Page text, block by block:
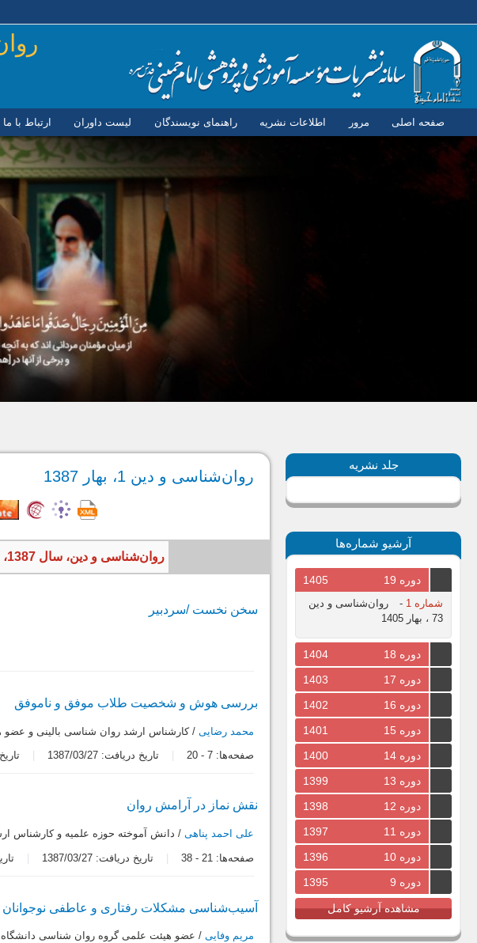
صفحه اصلی مرور اطلاعات نشریه راهنمای نویسندگان لیست داوران ارتباط با ما
جلد نشریه
آرشیو شماره‌ها
دوره 19 1405
شماره 1 -
روان‌شناسی و دین
73 ، بهار 1405
دوره 18
1404
دوره 17
1403
دوره 16
1402
دوره 15
1401
دوره 14
1400
دوره 13
1399
دوره 12
1398
دوره 11
1397
دوره 10
1396
دوره 9
1395
مشاهده آرشیو کامل
روان‌شناسی و دین 1، بهار 1387
روان‌شناسی و دین، سال 1387، جلد اول، شماره اول، پیاپی 1، بهار، 192 صفحه
سخن نخست /سردبیر
بررسى هوش و شخصیت طلاب موفق و ناموفق
محمد رضایی/ کارشناس ارشد روان شناسى بالینى و عضو
صفحه‌ها: 7
-
20 تاریخ دریافت: 1387/03/27 تاریخ
نقش نماز در آرامش روان
علی احمد پناهی/ دانش آموخته حوزه علمیه و کارشناس
صفحه‌ها: 21
-
38 تاریخ دریافت: 1387/03/27
آسیب‌شناسى مشکلات رفتارى و عاطفى نوجوانان
مریم وفایی / عضو هیئت علمى گروه روان شناسى